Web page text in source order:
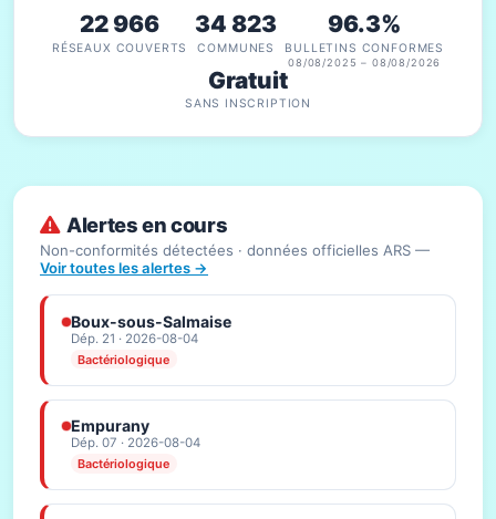
22 966
RÉSEAUX COUVERTS
34 823
COMMUNES
96.3%
BULLETINS CONFORMES
08/08/2025 – 08/08/2026
Gratuit
SANS INSCRIPTION
Alertes en cours
Non-conformités détectées · données officielles ARS —
Voir toutes les alertes →
Boux-sous-Salmaise
Dép. 21 · 2026-08-04
Bactériologique
Empurany
Dép. 07 · 2026-08-04
Bactériologique